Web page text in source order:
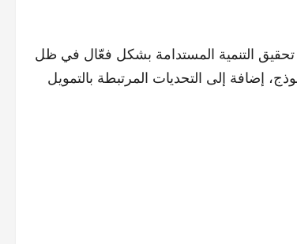
التنمية المستدامة بشكل فعّال في ظل
إضافة إلى التحديات المرتبطة بالتمويل